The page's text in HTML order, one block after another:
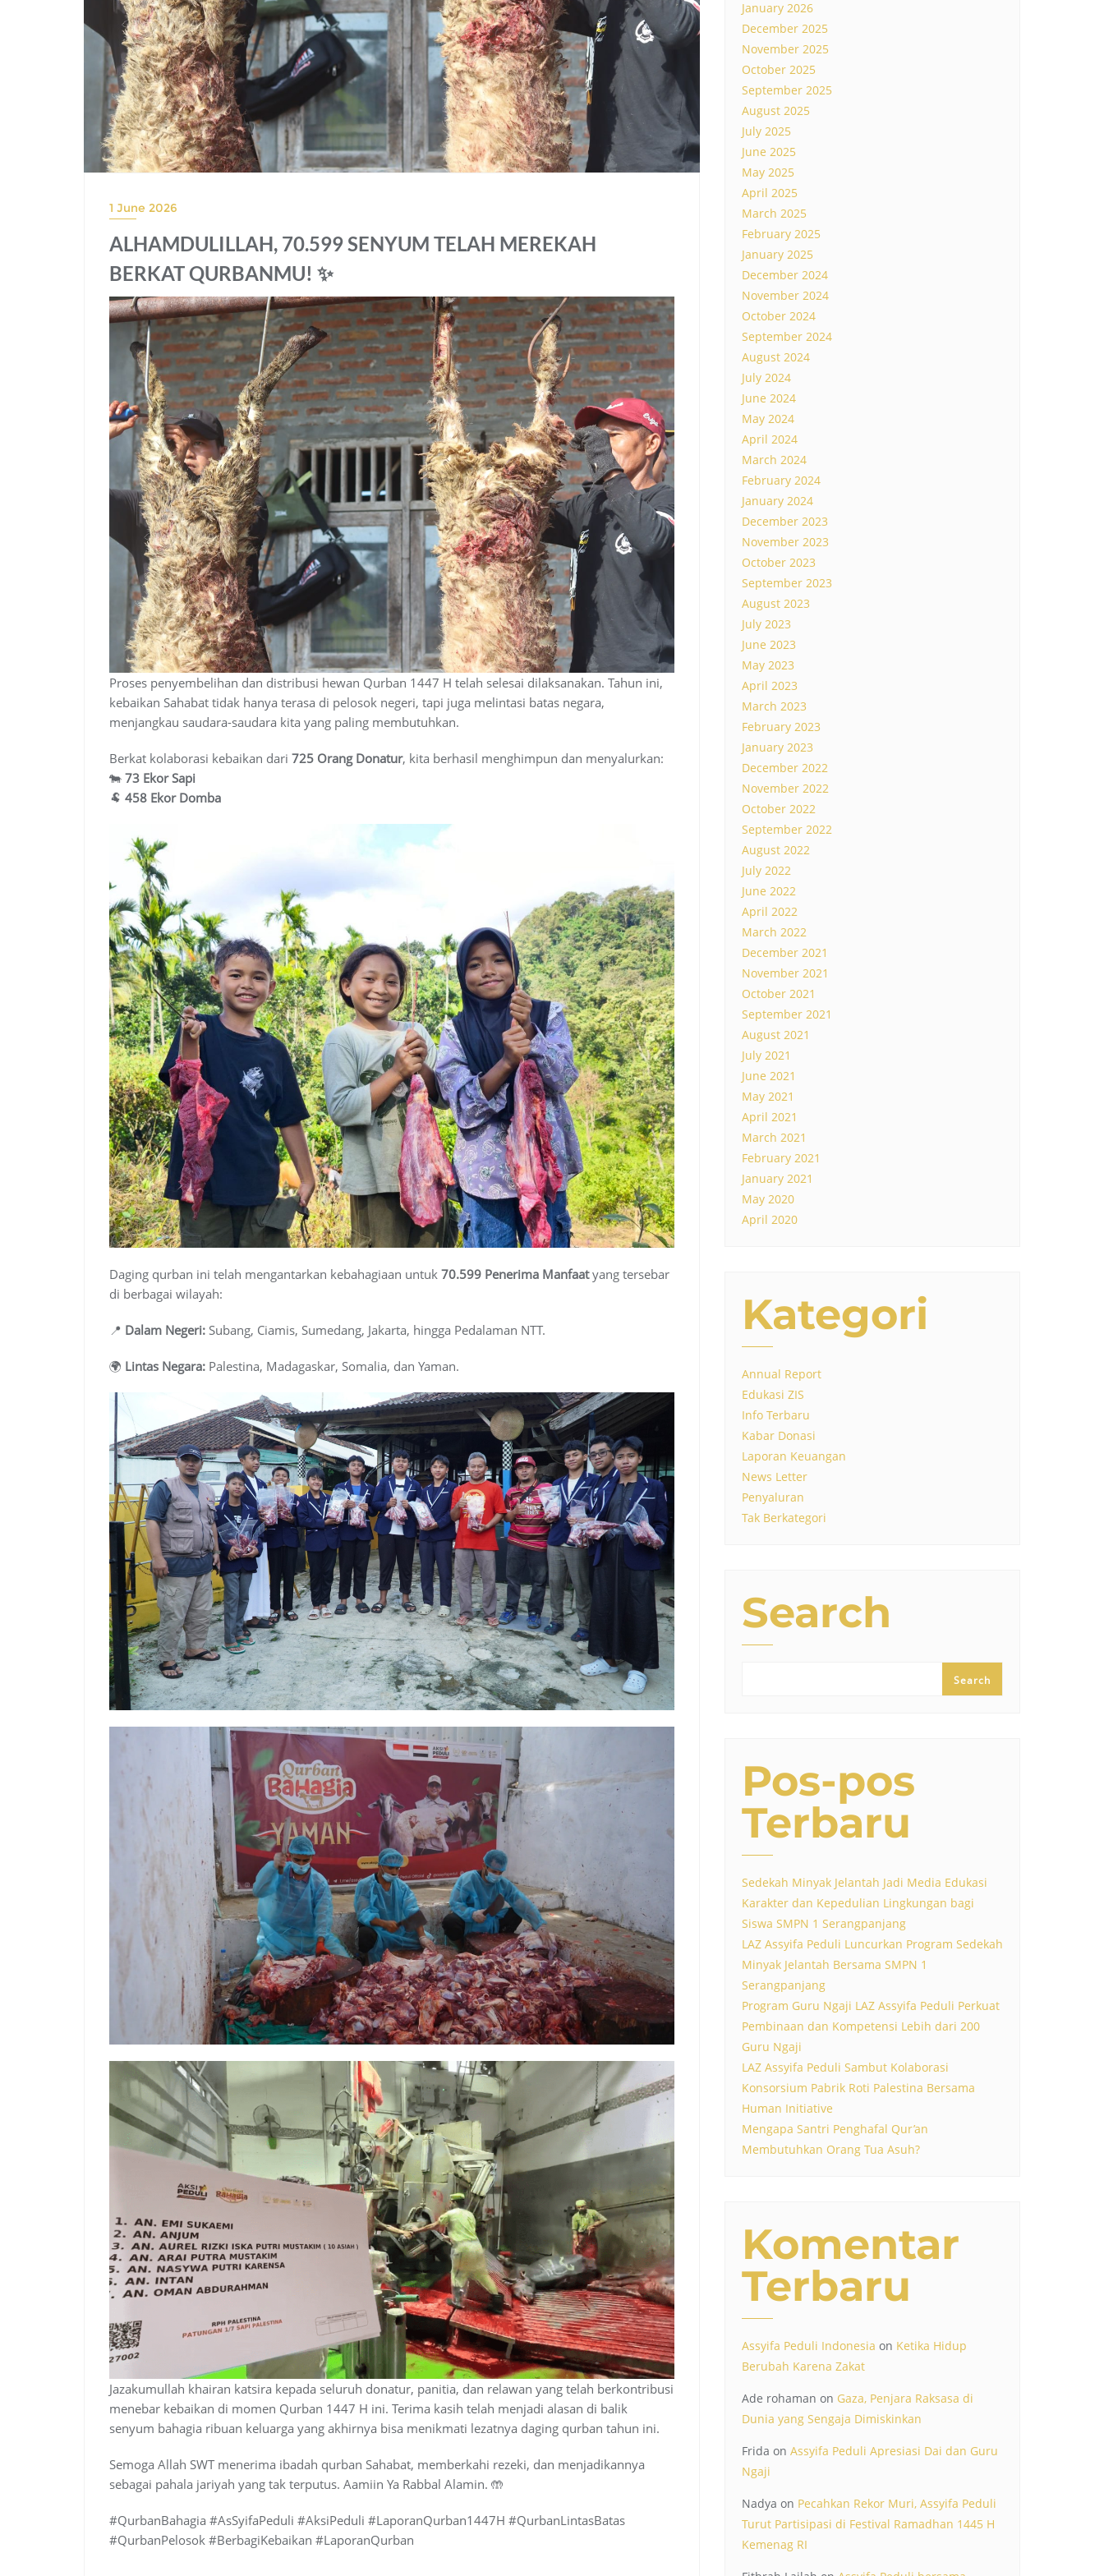
1 June 2026
ALHAMDULILLAH, 70.599 SENYUM TELAH MEREKAH
BERKAT QURBANMU! ✨
Proses penyembelihan dan distribusi hewan Qurban 1447 H telah selesai dilaksanakan. Tahun ini,
kebaikan Sahabat tidak hanya terasa di pelosok negeri, tapi juga melintasi batas negara,
menjangkau saudara-saudara kita yang paling membutuhkan.
Berkat kolaborasi kebaikan dari 725 Orang Donatur, kita berhasil menghimpun dan menyalurkan:
🐄 73 Ekor Sapi
🐏 458 Ekor Domba
Daging qurban ini telah mengantarkan kebahagiaan untuk 70.599 Penerima Manfaatyang tersebar
di berbagai wilayah:
📍 Dalam Negeri: Subang, Ciamis, Sumedang, Jakarta, hingga Pedalaman NTT.
🌍 Lintas Negara: Palestina, Madagaskar, Somalia, dan Yaman.
Jazakumullah khairan katsira kepada seluruh donatur, panitia, dan relawan yang telah berkontribusi
menebar kebaikan di momen Qurban 1447 H ini. Terima kasih telah menjadi alasan di balik
senyum bahagia ribuan keluarga yang akhirnya bisa menikmati lezatnya daging qurban tahun ini.
Semoga Allah SWT menerima ibadah qurban Sahabat, memberkahi rezeki, dan menjadikannya
sebagai pahala jariyah yang tak terputus. Aamiin Ya Rabbal Alamin. 🤲
#QurbanBahagia #AsSyifaPeduli #AksiPeduli #LaporanQurban1447H #QurbanLintasBatas
#QurbanPelosok #BerbagiKebaikan #LaporanQurban
January 2026
December 2025
November 2025
October 2025
September 2025
August 2025
July 2025
June 2025
May 2025
April 2025
March 2025
February 2025
January 2025
December 2024
November 2024
October 2024
September 2024
August 2024
July 2024
June 2024
May 2024
April 2024
March 2024
February 2024
January 2024
December 2023
November 2023
October 2023
September 2023
August 2023
July 2023
June 2023
May 2023
April 2023
March 2023
February 2023
January 2023
December 2022
November 2022
October 2022
September 2022
August 2022
July 2022
June 2022
April 2022
March 2022
December 2021
November 2021
October 2021
September 2021
August 2021
July 2021
June 2021
May 2021
April 2021
March 2021
February 2021
January 2021
May 2020
April 2020
Kategori
Annual Report
Edukasi ZIS
Info Terbaru
Kabar Donasi
Laporan Keuangan
News Letter
Penyaluran
Tak Berkategori
Search
Search
Pos-pos
Terbaru
Sedekah Minyak Jelantah Jadi Media Edukasi
Karakter dan Kepedulian Lingkungan bagi
Siswa SMPN 1 Serangpanjang
LAZ Assyifa Peduli Luncurkan Program Sedekah
Minyak Jelantah Bersama SMPN 1
Serangpanjang
Program Guru Ngaji LAZ Assyifa Peduli Perkuat
Pembinaan dan Kompetensi Lebih dari 200
Guru Ngaji
LAZ Assyifa Peduli Sambut Kolaborasi
Konsorsium Pabrik Roti Palestina Bersama
Human Initiative
Mengapa Santri Penghafal Qur’an
Membutuhkan Orang Tua Asuh?
Komentar
Terbaru
Assyifa Peduli Indonesia on Ketika Hidup
Berubah Karena Zakat
Ade rohaman on Gaza, Penjara Raksasa di
Dunia yang Sengaja Dimiskinkan
Frida on Assyifa Peduli Apresiasi Dai dan Guru
Ngaji
Nadya on Pecahkan Rekor Muri, Assyifa Peduli
Turut Partisipasi di Festival Ramadhan 1445 H
Kemenag RI